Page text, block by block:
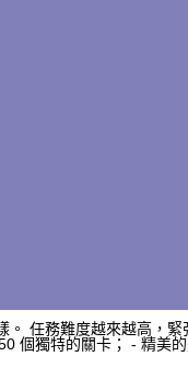
任務難度越來越高，
個獨特的關卡； - 精美